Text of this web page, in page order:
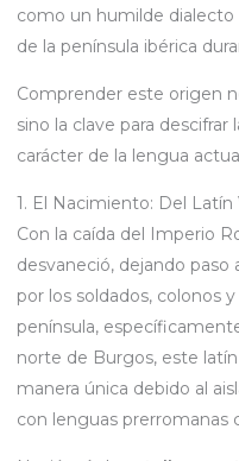
como un humilde
de la península ibérica
Comprender este origen
sino la clave para descifrar
carácter de la lengua
1. El Nacimiento: Del
Con la caída del Imperio
desvaneció, dejando paso
por los soldados, colonos
península,
norte de Burgos, este
manera única debido al
con lenguas prerromanas